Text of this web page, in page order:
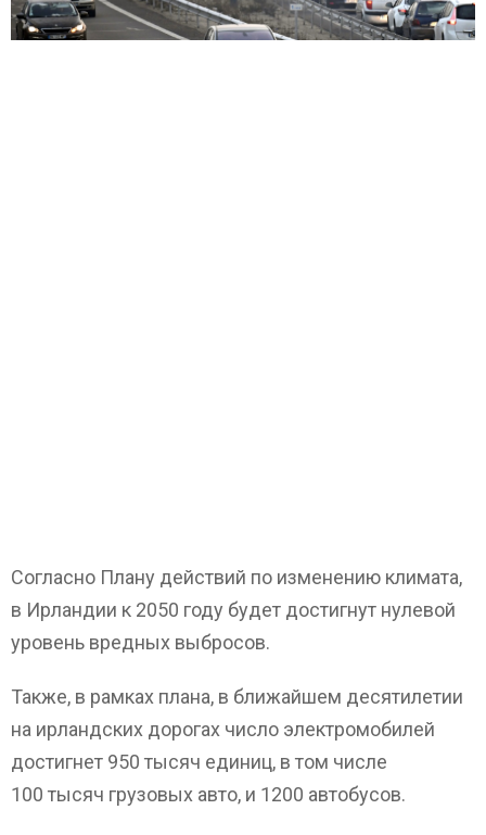
Согласно Плану действий по изменению климата,
в Ирландии к 2050 году будет достигнут нулевой
уровень вредных выбросов.
Также, в рамках плана, в ближайшем десятилетии
на ирландских дорогах число электромобилей
достигнет 950 тысяч единиц, в том числе
100 тысяч грузовых авто, и 1200 автобусов.